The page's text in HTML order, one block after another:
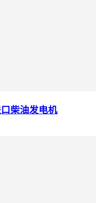
柴油发电机